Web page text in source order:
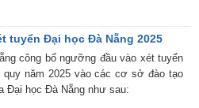
tuyển Đại học Đà Nẵng 2025
công bố ngưỡng đầu vào xét tuyển
quy năm 2025 vào các cơ sở đào tạo
Đại học Đà Nẵng như sau: